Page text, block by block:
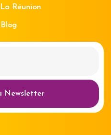
Réunion
Newsletter